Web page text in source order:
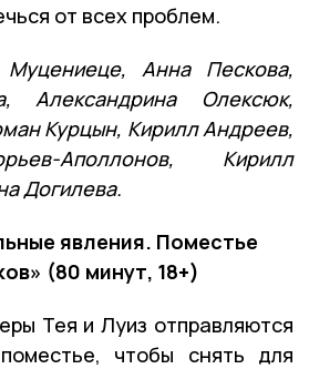
от всех проблем.
Муцениеце, Анна Пескова,
Александрина Олексюк,
Курцын, Кирилл Андреев,
Аполлонов, Кирилл
Догилева.
явления. Поместье
(80 минут, 18+)
Тея и Луиз отправляются
чтобы снять для